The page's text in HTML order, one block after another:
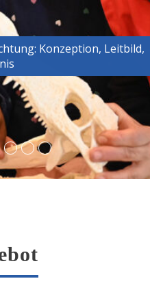
Konzeption, Leitbild,